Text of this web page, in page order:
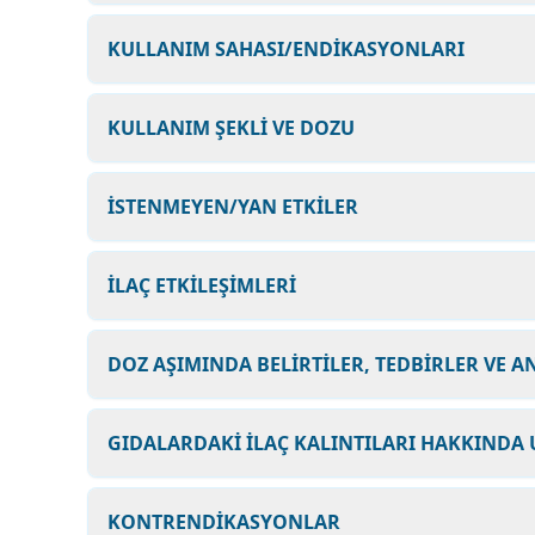
KULLANIM SAHASI/ENDİKASYONLARI
KULLANIM ŞEKLİ VE DOZU
İSTENMEYEN/YAN ETKİLER
İLAÇ ETKİLEŞİMLERİ
DOZ AŞIMINDA BELİRTİLER, TEDBİRLER VE
GIDALARDAKİ İLAÇ KALINTILARI HAKKINDA
KONTRENDİKASYONLAR